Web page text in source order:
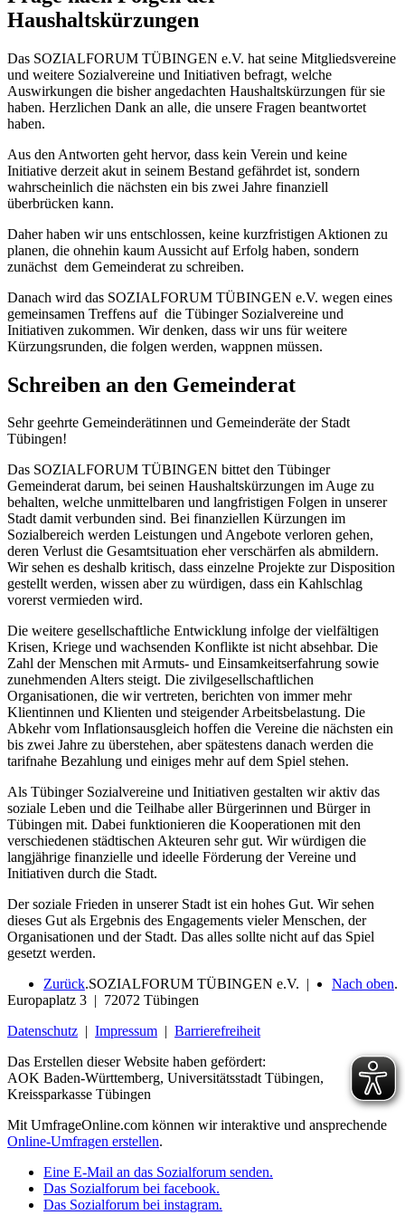
Haushaltskürzungen
Das SOZIALFORUM TÜBINGEN e.V. hat seine Mitgliedsvereine
und weitere Sozialvereine und Initiativen befragt, welche
Auswirkungen die bisher angedachten Haushaltskürzungen für sie
haben. Herzlichen Dank an alle, die unsere Fragen beantwortet
haben.
Aus den Antworten geht hervor, dass kein Verein und keine
Initiative derzeit akut in seinem Bestand gefährdet ist, sondern
wahrscheinlich die nächsten ein bis zwei Jahre finanziell
überbrücken kann.
Daher haben wir uns entschlossen, keine kurzfristigen Aktionen zu
planen, die ohnehin kaum Aussicht auf Erfolg haben, sondern
zunächst dem Gemeinderat zu schreiben.
Danach wird das SOZIALFORUM TÜBINGEN e.V. wegen eines
gemeinsamen Treffens auf die Tübinger Sozialvereine und
Initiativen zukommen. Wir denken, dass wir uns für weitere
Kürzungsrunden, die folgen werden, wappnen müssen.
Schreiben an den Gemeinderat
Sehr geehrte Gemeinderätinnen und Gemeinderäte der Stadt
Tübingen!
Das SOZIALFORUM TÜBINGEN bittet den Tübinger
Gemeinderat darum, bei seinen Haushaltskürzungen im Auge zu
behalten, welche unmittelbaren und langfristigen Folgen in unserer
Stadt damit verbunden sind. Bei finanziellen Kürzungen im
Sozialbereich werden Leistungen und Angebote verloren gehen,
deren Verlust die Gesamtsituation eher verschärfen als abmildern.
Wir sehen es deshalb kritisch, dass einzelne Projekte zur Disposition
gestellt werden, wissen aber zu würdigen, dass ein Kahlschlag
vorerst vermieden wird.
Die weitere gesellschaftliche Entwicklung infolge der vielfältigen
Krisen, Kriege und wachsenden Konflikte ist nicht absehbar. Die
Zahl der Menschen mit Armuts- und Einsamkeitserfahrung sowie
zunehmenden Alters steigt. Die zivilgesellschaftlichen
Organisationen, die wir vertreten, berichten von immer mehr
Klientinnen und Klienten und steigender Arbeitsbelastung. Die
Abkehr vom Inflationsausgleich hoffen die Vereine die nächsten ein
bis zwei Jahre zu überstehen, aber spätestens danach werden die
tarifnahe Bezahlung und einiges mehr auf dem Spiel stehen.
Als Tübinger Sozialvereine und Initiativen gestalten wir aktiv das
soziale Leben und die Teilhabe aller Bürgerinnen und Bürger in
Tübingen mit. Dabei funktionieren die Kooperationen mit den
verschiedenen städtischen Akteuren sehr gut. Wir würdigen die
langjährige finanzielle und ideelle Förderung der Vereine und
Initiativen durch die Stadt.
Der soziale Frieden in unserer Stadt ist ein hohes Gut. Wir sehen
dieses Gut als Ergebnis des Engagements vieler Menschen, der
Organisationen und der Stadt. Das alles sollte nicht auf das Spiel
gesetzt werden.
Zurück. Nach oben.
SOZIALFORUM TÜBINGEN e.V. |
Europaplatz 3 | 72072 Tübingen
Datenschutz
Impressum
Barrierefreiheit
Das Erstellen dieser Website haben gefördert:
AOK Baden-Württemberg, Universitätsstadt Tübingen,
Kreissparkasse Tübingen
Mit UmfrageOnline.com können wir interaktive und ansprechende
Online-Umfragen erstellen.
Eine E-Mail an das Sozialforum senden.
Das Sozialforum bei facebook.
Das Sozialforum bei instagram.